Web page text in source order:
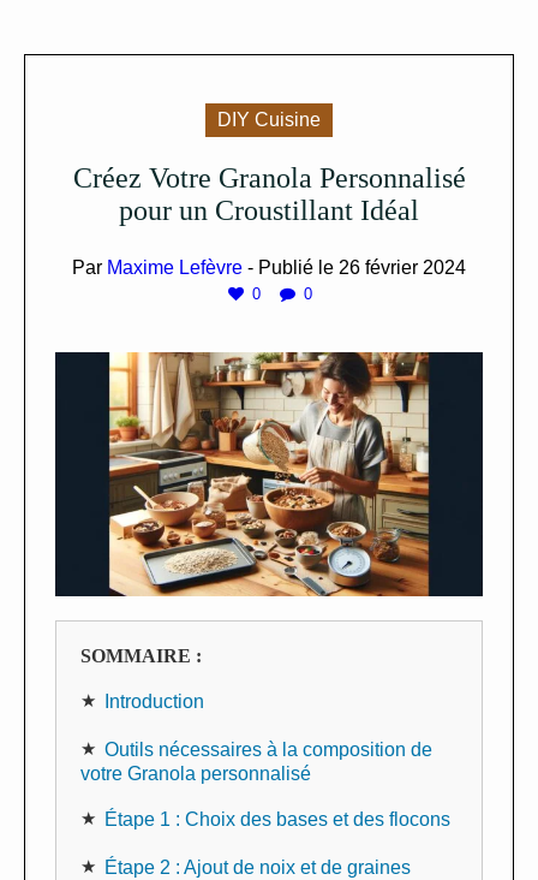
DIY Cuisine
Créez Votre Granola Personnalisé
pour un Croustillant Idéal
Par Maxime Lefèvre - Publié le 26 février 2024
0 0
SOMMAIRE :
Introduction
Outils nécessaires à la composition de
votre Granola personnalisé
Étape 1 : Choix des bases et des flocons
Étape 2 : Ajout de noix et de graines